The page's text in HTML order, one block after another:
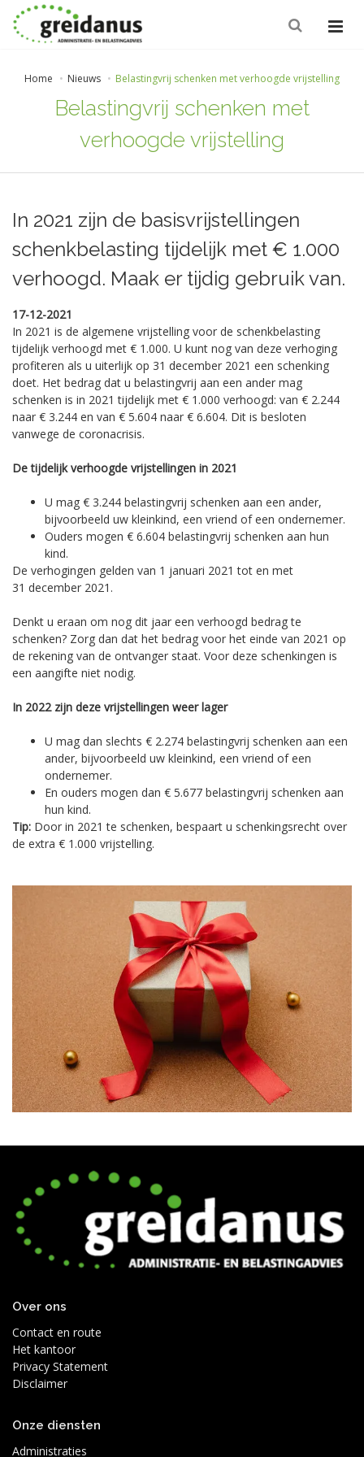
Home Nieuws Belastingvrij schenken met verhoogde vrijstelling
Belastingvrij schenken met
verhoogde vrijstelling
In 2021 zijn de basisvrijstellingen
schenkbelasting tijdelijk met € 1.000
verhoogd. Maak er tijdig gebruik van.
17-12-2021
In 2021 is de algemene vrijstelling voor de schenkbelasting
tijdelijk verhoogd met € 1.000. U kunt nog van deze verhoging
profiteren als u uiterlijk op 31 december 2021 een schenking
doet. Het bedrag dat u belastingvrij aan een ander mag
schenken is in 2021 tijdelijk met € 1.000 verhoogd: van € 2.244
naar € 3.244 en van € 5.604 naar € 6.604. Dit is besloten
vanwege de coronacrisis.
De tijdelijk verhoogde vrijstellingen in 2021
U mag € 3.244 belastingvrij schenken aan een ander,
bijvoorbeeld uw kleinkind, een vriend of een ondernemer.
Ouders mogen € 6.604 belastingvrij schenken aan hun
kind.
De verhogingen gelden van 1 januari 2021 tot en met
31 december 2021.
Denkt u eraan om nog dit jaar een verhoogd bedrag te
schenken? Zorg dan dat het bedrag voor het einde van 2021 op
de rekening van de ontvanger staat. Voor deze schenkingen is
een aangifte niet nodig.
In 2022 zijn deze vrijstellingen weer lager
U mag dan slechts € 2.274 belastingvrij schenken aan een
ander, bijvoorbeeld uw kleinkind, een vriend of een
ondernemer.
En ouders mogen dan € 5.677 belastingvrij schenken aan
hun kind.
Tip: Door in 2021 te schenken, bespaart u schenkingsrecht over
de extra € 1.000 vrijstelling.
Over ons
Contact en route
Het kantoor
Privacy Statement
Disclaimer
Onze diensten
Administraties